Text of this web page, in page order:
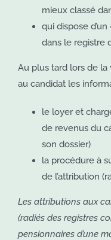
mieux classé
qui dispose
dans le registre
Au plus tard lors de la
au candidat les
le loyer et
de revenus du
son dossier)
la procédure à
de l’attribution
Les attributions aux
(radiés des registres
pensionnaires d’une